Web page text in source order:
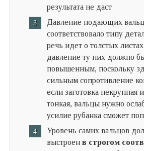
результата не даст
Давление подающих
соответствовало типу
речь идет о толстых
давление ту них должно
повышенным, поскольку
сильным сопротивление
если заготовка некрупная
тонкая, вальцы нужно
усилие рубанка сможет
Уровень самих вальцов
выстроен в строгом